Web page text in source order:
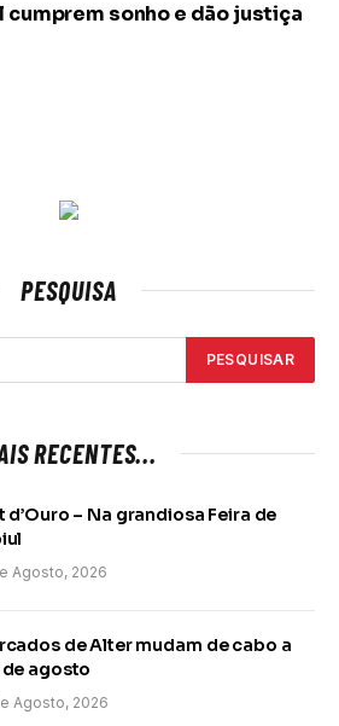
cumprem sonho e dão justiça
PESQUISA
RECENTES...
d’Ouro – Na grandiosa Feira de
Agosto, 2026
de Alter mudam de cabo a
de agosto
Agosto, 2026